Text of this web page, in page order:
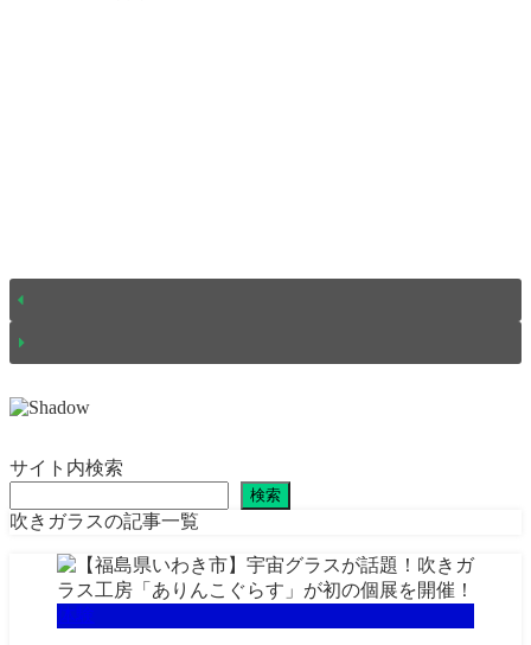
サイト内検索
検索
吹きガラスの記事一覧
体験